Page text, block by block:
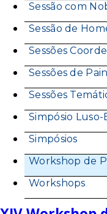
Sessão com
Sessão de
Sessões
Sessões de
Sessões
Simpósio Luso-
Simpósios
Workshop de
Workshops